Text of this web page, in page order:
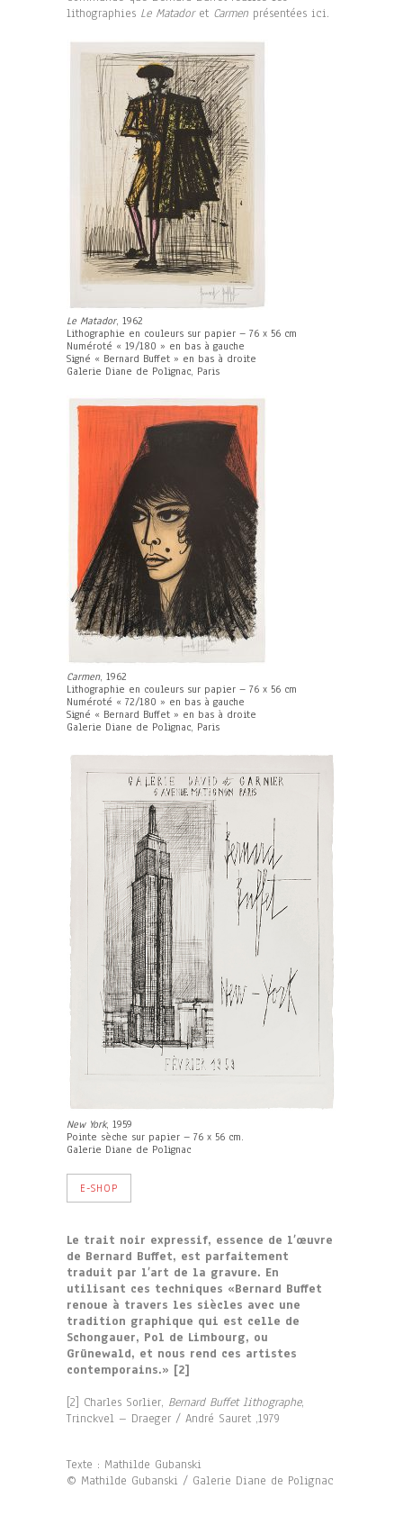
lithographies Le Matadoret Carmen présentées ici.
Le Matador, 1962
Lithographie en couleurs sur papier – 76 x 56 cm
Numéroté « 19/180 » en bas à gauche
Signé « Bernard Buffet » en bas à droite
Galerie Diane de Polignac, Paris
Carmen, 1962
Lithographie en couleurs sur papier – 76 x 56 cm
Numéroté « 72/180 » en bas à gauche
Signé « Bernard Buffet » en bas à droite
Galerie Diane de Polignac, Paris
New York, 1959
Pointe sèche sur papier – 76 x 56 cm.
Galerie Diane de Polignac
E-SHOP
Le trait noir expressif, essence de l’œuvre
de Bernard Buffet, est parfaitement
traduit par l’art de la gravure. En
utilisant ces techniques «Bernard Buffet
renoue à travers les siècles avec une
tradition graphique qui est celle de
Schongauer, Pol de Limbourg, ou
Grünewald, et nous rend ces artistes
contemporains.» [2]
[2] Charles Sorlier, Bernard Buffet lithographe,
Trinckvel – Draeger / André Sauret ,1979
Texte : Mathilde Gubanski
© Mathilde Gubanski / Galerie Diane de Polignac